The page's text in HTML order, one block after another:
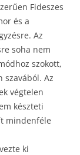
Fideszes
és a
Az
soha nem
szokott,
Az
végtelen
készteti
mindenféle
ki